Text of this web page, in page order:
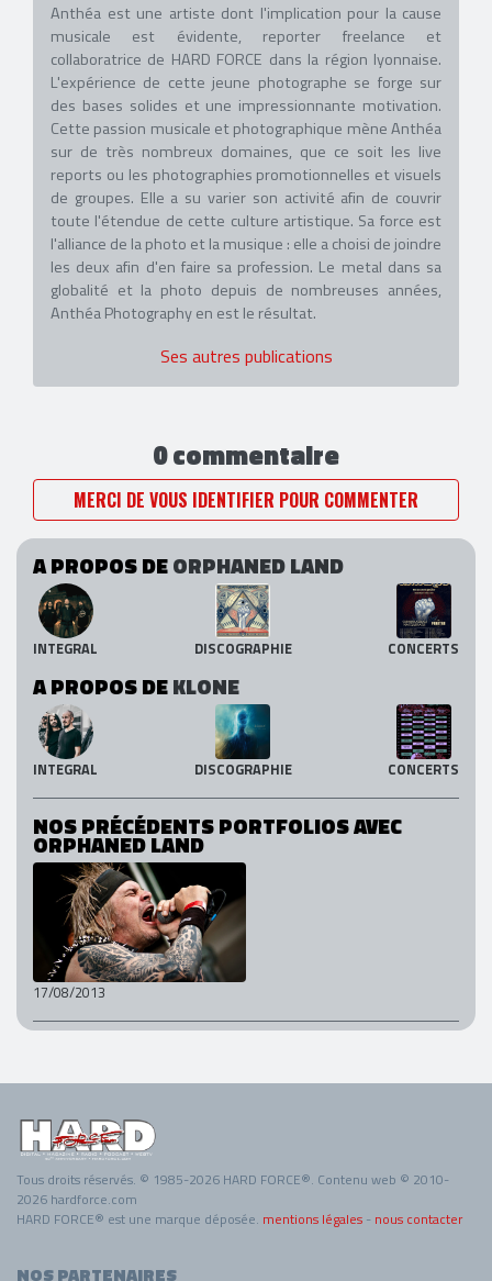
Anthéa est une artiste dont l'implication pour la cause
musicale est évidente, reporter freelance et
collaboratrice de HARD FORCE dans la région lyonnaise.
L'expérience de cette jeune photographe se forge sur
des bases solides et une impressionnante motivation.
Cette passion musicale et photographique mène Anthéa
sur de très nombreux domaines, que ce soit les live
reports ou les photographies promotionnelles et visuels
de groupes. Elle a su varier son activité afin de couvrir
toute l'étendue de cette culture artistique. Sa force est
l'alliance de la photo et la musique : elle a choisi de joindre
les deux afin d'en faire sa profession. Le metal dans sa
globalité et la photo depuis de nombreuses années,
Anthéa Photography en est le résultat.
Ses autres publications
0 commentaire
MERCI DE VOUS IDENTIFIER POUR COMMENTER
A PROPOS DEORPHANED LAND
INTEGRAL DISCOGRAPHIE CONCERTS
A PROPOS DEKLONE
INTEGRAL DISCOGRAPHIE CONCERTS
NOS PRÉCÉDENTS PORTFOLIOS AVEC
ORPHANED LAND
17/08/2013
Tous droits réservés. © 1985-2026 HARD FORCE®. Contenu web © 2010-
2026 hardforce.com
HARD FORCE® est une marque déposée. mentions légales - nous contacter
NOS PARTENAIRES